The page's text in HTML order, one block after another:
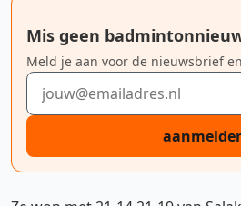
Mis geen
Meld je aan voor de nieuwsbrief
E-mailadres